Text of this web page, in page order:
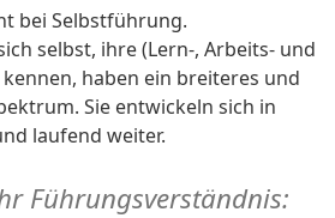
bei Selbstführung.
selbst, ihre (Lern-, Arbeits- und
haben ein breiteres und
Sie entwickeln sich in
laufend weiter.
Führungsverständnis: